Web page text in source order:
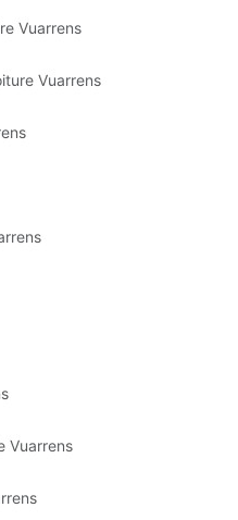
Vuarrens
Vuarrens
Vuarrens